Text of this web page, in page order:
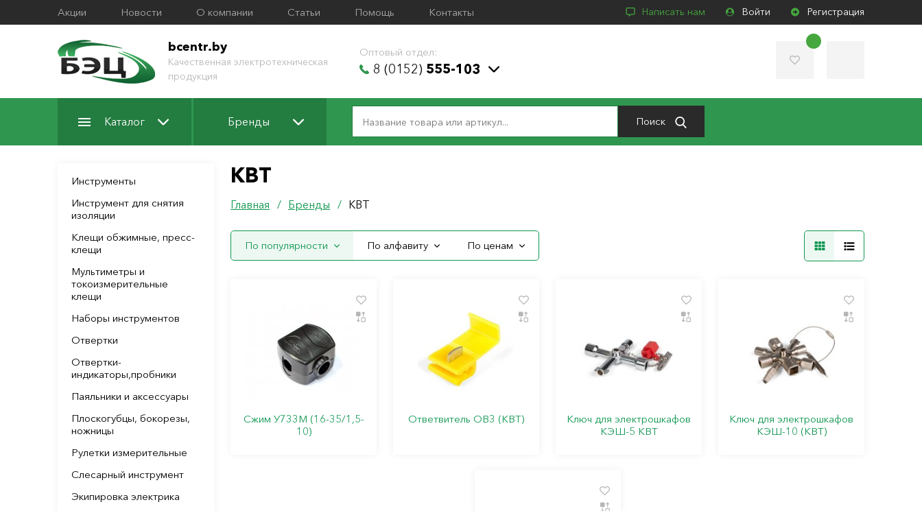
Акции Новости О компании Статьи Помощь Контакты Написать нам Войти Регистрация
bcentr.by
Качественная электротехническая
продукция
Оптовый отдел:
8 (0152) 555-103
Каталог Бренды Поиск
Инструменты
Инструмент для снятия
изоляции
Клещи обжимные, пресс-
клещи
Мультиметры и
токоизмерительные
клещи
Наборы инструментов
Отвертки
Отвертки-
индикаторы,пробники
Паяльники и аксессуары
Плоскогубцы, бокорезы,
ножницы
Рулетки измерительные
Слесарный инструмент
Экипировка электрика
КВТ
Главная / Бренды / КВТ
По популярности По алфавиту По ценам
Сжим У733М (16-35/1,5-
10)
Ответвитель ОВ3 (КВТ)
Ключ для электрошкафов
КЭШ-5 КВТ
Ключ для электрошкафов
КЭШ-10 (КВТ)